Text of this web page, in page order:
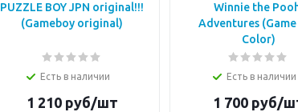
PUZZLE BOY JPN original!!!
(Gameboy original)
Есть в наличии
1 210руб/шт
Winnie the
Adventures (Game
Color)
Есть в наличии
1 700руб/